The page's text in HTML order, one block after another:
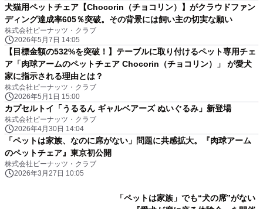
犬猫用ペットチェア【Chocorin（チョコリン）】がクラウドファン
ディング達成率605％突破。その背景には飼い主の切実な願い
株式会社ピーナッツ・クラブ
2026年5月7日 14:05
【目標金額の532%を突破！】テーブルに取り付けるペット専用チェ
ア「肉球アームのペットチェア Chocorin（チョコリン）」 が愛犬
家に指示される理由とは？
株式会社ピーナッツ・クラブ
2026年5月1日 15:00
カプセルトイ「うるるん ギャルベアーズ ぬいぐるみ」新登場
株式会社ピーナッツ・クラブ
2026年4月30日 14:04
「ペットは家族、なのに席がない」問題に共感拡大。『肉球アーム
のペットチェア』東京初公開
株式会社ピーナッツ・クラブ
2026年3月27日 10:05
「ペットは家族」でも“犬の席”がない